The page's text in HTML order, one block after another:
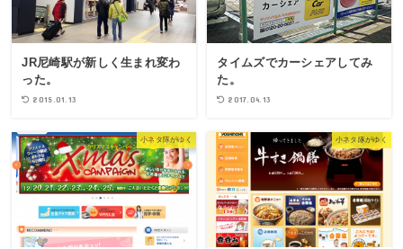
JR尼崎駅が新しく生まれ変わ
った。
2015.01.13
タイムズでカーシェアしてみ
た。
2017.04.13
小ネタ隊がゆく 小ネタ隊がゆく